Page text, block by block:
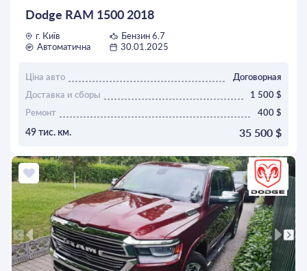
Dodge RAM 1500 2018
г. Київ
Бензин 6.7
Автоматична
30.01.2025
Ціна авто
Договорная
Доставка и сборы
1 500 $
Ремонт
400 $
49 тис. км. 35 500 $
ОСТАВИТЬ ЗАЯВКУ